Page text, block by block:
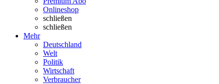
Onlineshop
schließen
schließen
Mehr
Deutschland
Welt
Politik
Wirtschaft
Verbraucher